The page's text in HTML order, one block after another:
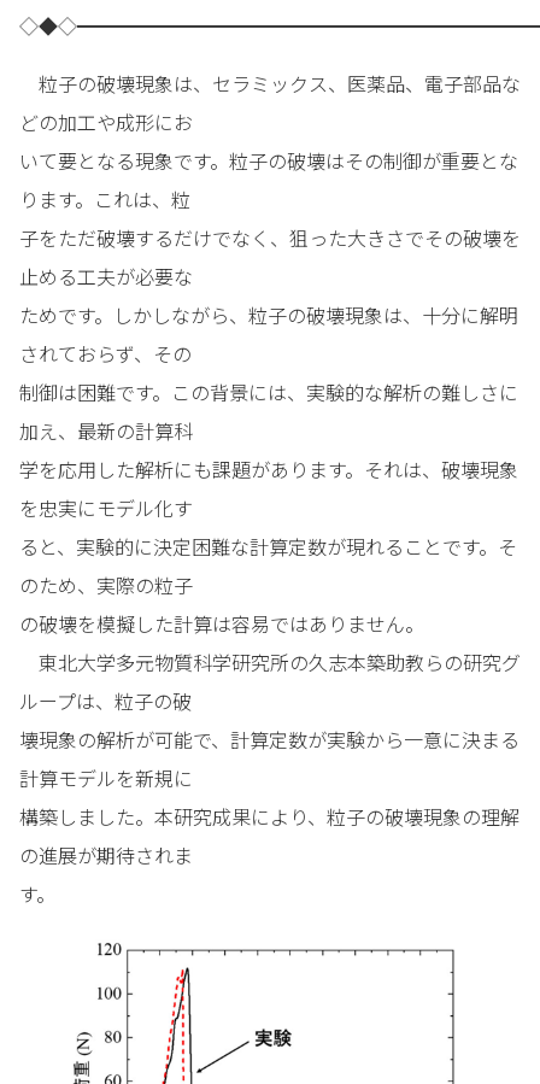
粒子の破壊現象は、セラミックス、医薬品、電子部品な
どの加工や成形にお
いて要となる現象です。粒子の破壊はその制御が重要とな
ります。これは、粒
子をただ破壊するだけでなく、狙った大きさでその破壊を
止める工夫が必要な
ためです。しかしながら、粒子の破壊現象は、十分に解明
されておらず、その
制御は困難です。この背景には、実験的な解析の難しさに
加え、最新の計算科
学を応用した解析にも課題があります。それは、破壊現象
を忠実にモデル化す
ると、実験的に決定困難な計算定数が現れることです。そ
のため、実際の粒子
の破壊を模擬した計算は容易ではありません。
東北大学多元物質科学研究所の久志本築助教らの研究グ
ループは、粒子の破
壊現象の解析が可能で、計算定数が実験から一意に決まる
計算モデルを新規に
構築しました。本研究成果により、粒子の破壊現象の理解
の進展が期待されま
す。